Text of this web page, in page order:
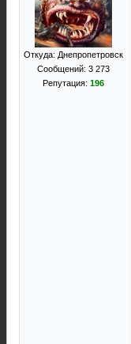
Откуда: Днепропетровск
Сообщений: 3 273
Репутация: 196